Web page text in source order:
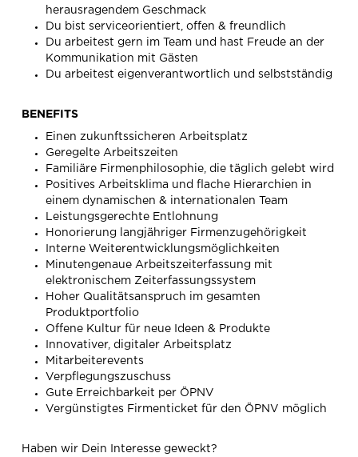
herausragendem Geschmack
Du bist serviceorientiert, offen & freundlich
Du arbeitest gern im Team und hast Freude an der
Kommunikation mit Gästen
Du arbeitest eigenverantwortlich und selbstständig
BENEFITS
Einen zukunftssicheren Arbeitsplatz
Geregelte Arbeitszeiten
Familiäre Firmenphilosophie, die täglich gelebt wird
Positives Arbeitsklima und flache Hierarchien in
einem dynamischen & internationalen Team
Leistungsgerechte Entlohnung
Honorierung langjähriger Firmenzugehörigkeit
Interne Weiterentwicklungsmöglichkeiten
Minutengenaue Arbeitszeiterfassung mit
elektronischem Zeiterfassungssystem
Hoher Qualitätsanspruch im gesamten
Produktportfolio
Offene Kultur für neue Ideen & Produkte
Innovativer, digitaler Arbeitsplatz
Mitarbeiterevents
Verpflegungszuschuss
Gute Erreichbarkeit per ÖPNV
Vergünstigtes Firmenticket für den ÖPNV möglich
Haben wir Dein Interesse geweckt?